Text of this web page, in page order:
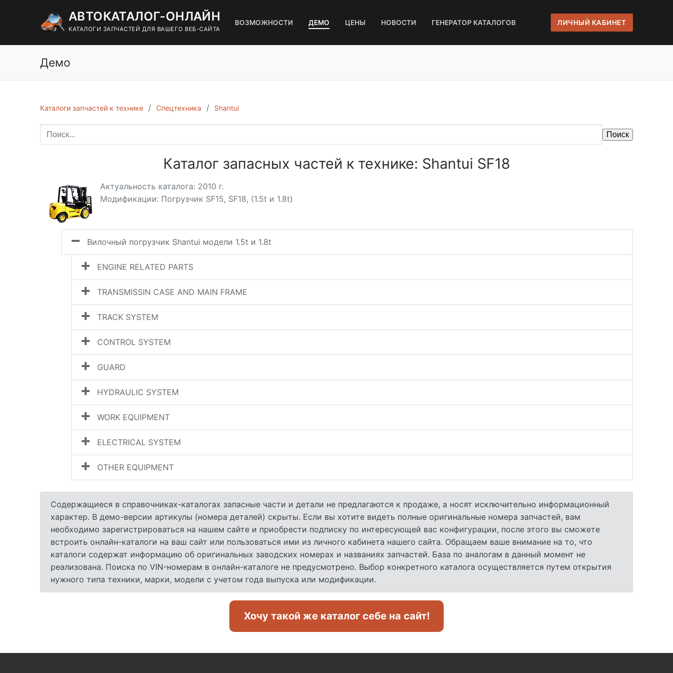
содержимому
АВТОКАТАЛОГ-ОНЛАЙН
КАТАЛОГИ ЗАПЧАСТЕЙ ДЛЯ ВАШЕГО ВЕБ-САЙТА
ВОЗМОЖНОСТИ ДЕМО ЦЕНЫ НОВОСТИ ГЕНЕРАТОР КАТАЛОГОВ ЛИЧНЫЙ КАБИНЕТ
Демо
Каталоги запчастей к технике Спецтехника Shantui
Поиск
Каталог запасных частей к технике: Shantui SF18
Актуальность каталога: 2010 г.
Модификации: Погрузчик SF15, SF18, (1.5t и 1.8t)
Вилочный погрузчик Shantui модели 1.5t и 1.8t
ENGINE RELATED PARTS
TRANSMISSIN CASE AND MAIN FRAME
TRACK SYSTEM
CONTROL SYSTEM
GUARD
HYDRAULIC SYSTEM
WORK EQUIPMENT
ELECTRICAL SYSTEM
OTHER EQUIPMENT
Содержащиеся в справочниках-каталогах запасные части и детали не предлагаются к продаже, а носят исключительно информационный
характер. В демо-версии артикулы (номера деталей) скрыты. Если вы хотите видеть полные оригинальные номера запчастей, вам
необходимо зарегистрироваться на нашем сайте и приобрести подписку по интересующей вас конфигурации, после этого вы сможете
встроить онлайн-каталоги на ваш сайт или пользоваться ими из личного кабинета нашего сайта. Обращаем ваше внимание на то, что
каталоги содержат информацию об оригинальных заводских номерах и названиях запчастей. База по аналогам в данный момент не
реализована. Поиска по VIN-номерам в онлайн-каталоге не предусмотрено. Выбор конкретного каталога осуществляется путем открытия
нужного типа техники, марки, модели с учетом года выпуска или модификации.
Хочу такой же каталог себе на сайт!